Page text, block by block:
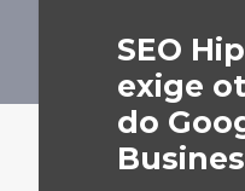
Business
SEO
exige
do